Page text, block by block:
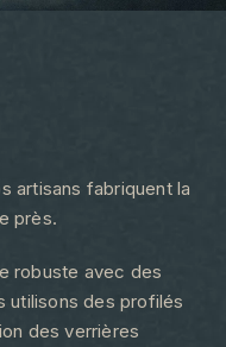
artisans fabriquent la
près.
robuste avec des
utilisons des profilés
des verrières